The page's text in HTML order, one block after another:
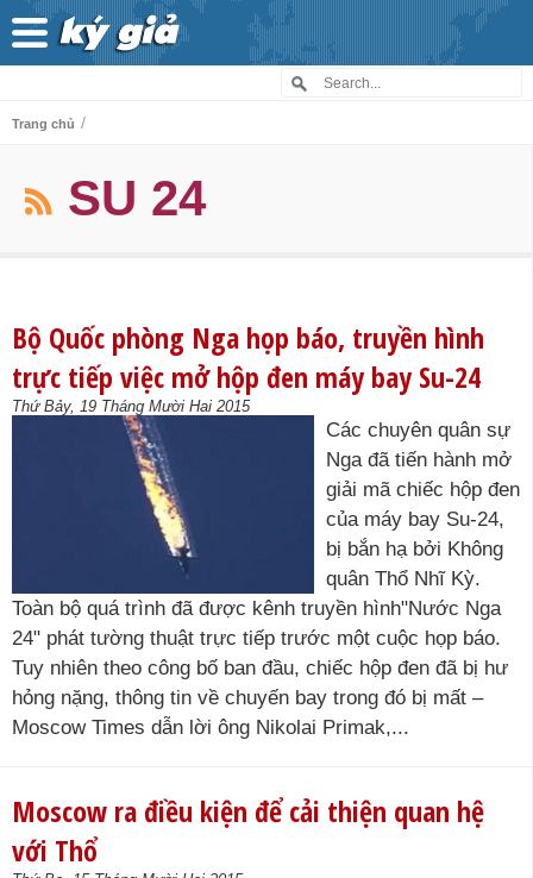
Trang chủ /
SU 24
Bộ Quốc phòng Nga họp báo, truyền hình
trực tiếp việc mở hộp đen máy bay Su-24
Thứ Bảy, 19 Tháng Mười Hai 2015
Các chuyên quân sự
Nga đã tiến hành mở
giải mã chiếc hộp đen
của máy bay Su-24,
bị bắn hạ bởi Không
quân Thổ Nhĩ Kỳ.
Toàn bộ quá trình đã được kênh truyền hình"Nước Nga
24" phát tường thuật trực tiếp trước một cuộc họp báo.
Tuy nhiên theo công bố ban đầu, chiếc hộp đen đã bị hư
hỏng nặng, thông tin về chuyến bay trong đó bị mất –
Moscow Times dẫn lời ông Nikolai Primak,...
Moscow ra điều kiện để cải thiện quan hệ
với Thổ